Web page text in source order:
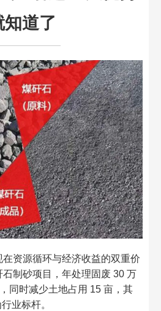
知道了
资源循环与经济收益的双重价
制砂项目，年处理固废 30 万
同时减少土地占用 15 亩，其
业标杆。​